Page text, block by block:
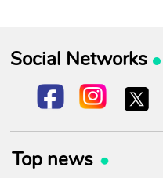
Social Networks
Top news